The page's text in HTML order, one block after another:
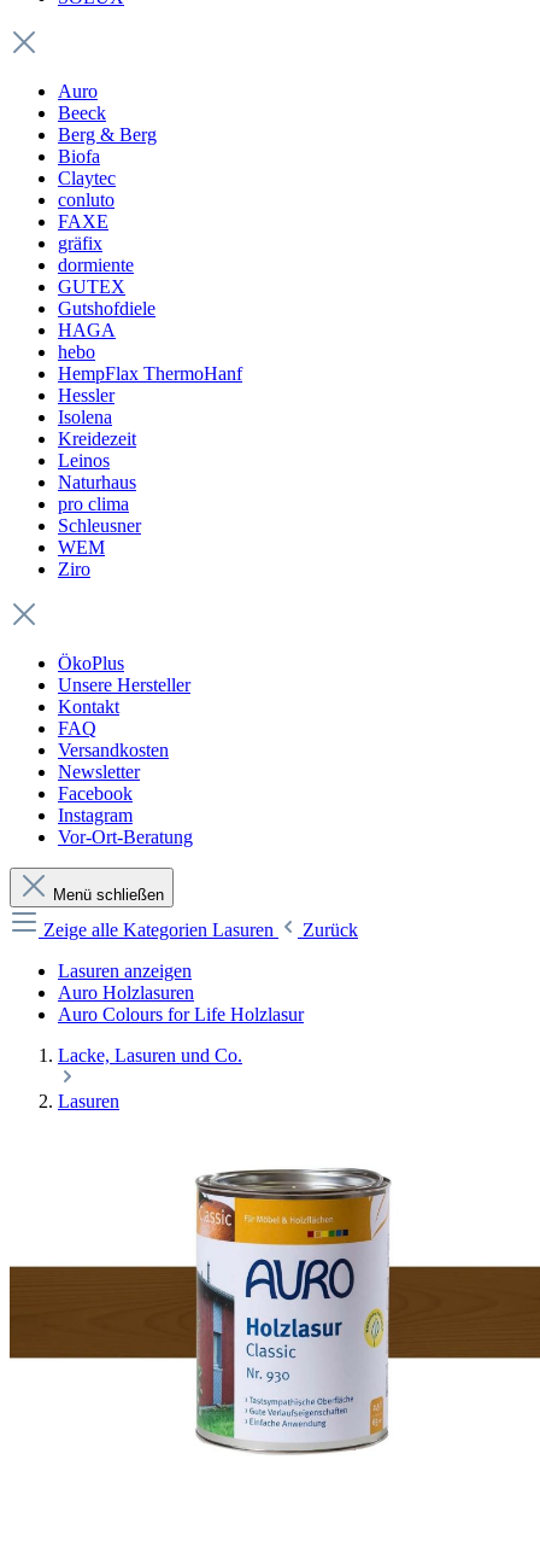
Auro
Beeck
Berg & Berg
Biofa
Claytec
conluto
FAXE
gräfix
dormiente
GUTEX
Gutshofdiele
HAGA
hebo
HempFlax ThermoHanf
Hessler
Isolena
Kreidezeit
Leinos
Naturhaus
pro clima
Schleusner
WEM
Ziro
ÖkoPlus
Unsere Hersteller
Kontakt
FAQ
Versandkosten
Newsletter
Facebook
Instagram
Vor-Ort-Beratung
Menü schließen
Zeige alle Kategorien Lasuren
Zurück
Lasuren anzeigen
Auro Holzlasuren
Auro Colours for Life Holzlasur
Lacke, Lasuren und Co.
Lasuren